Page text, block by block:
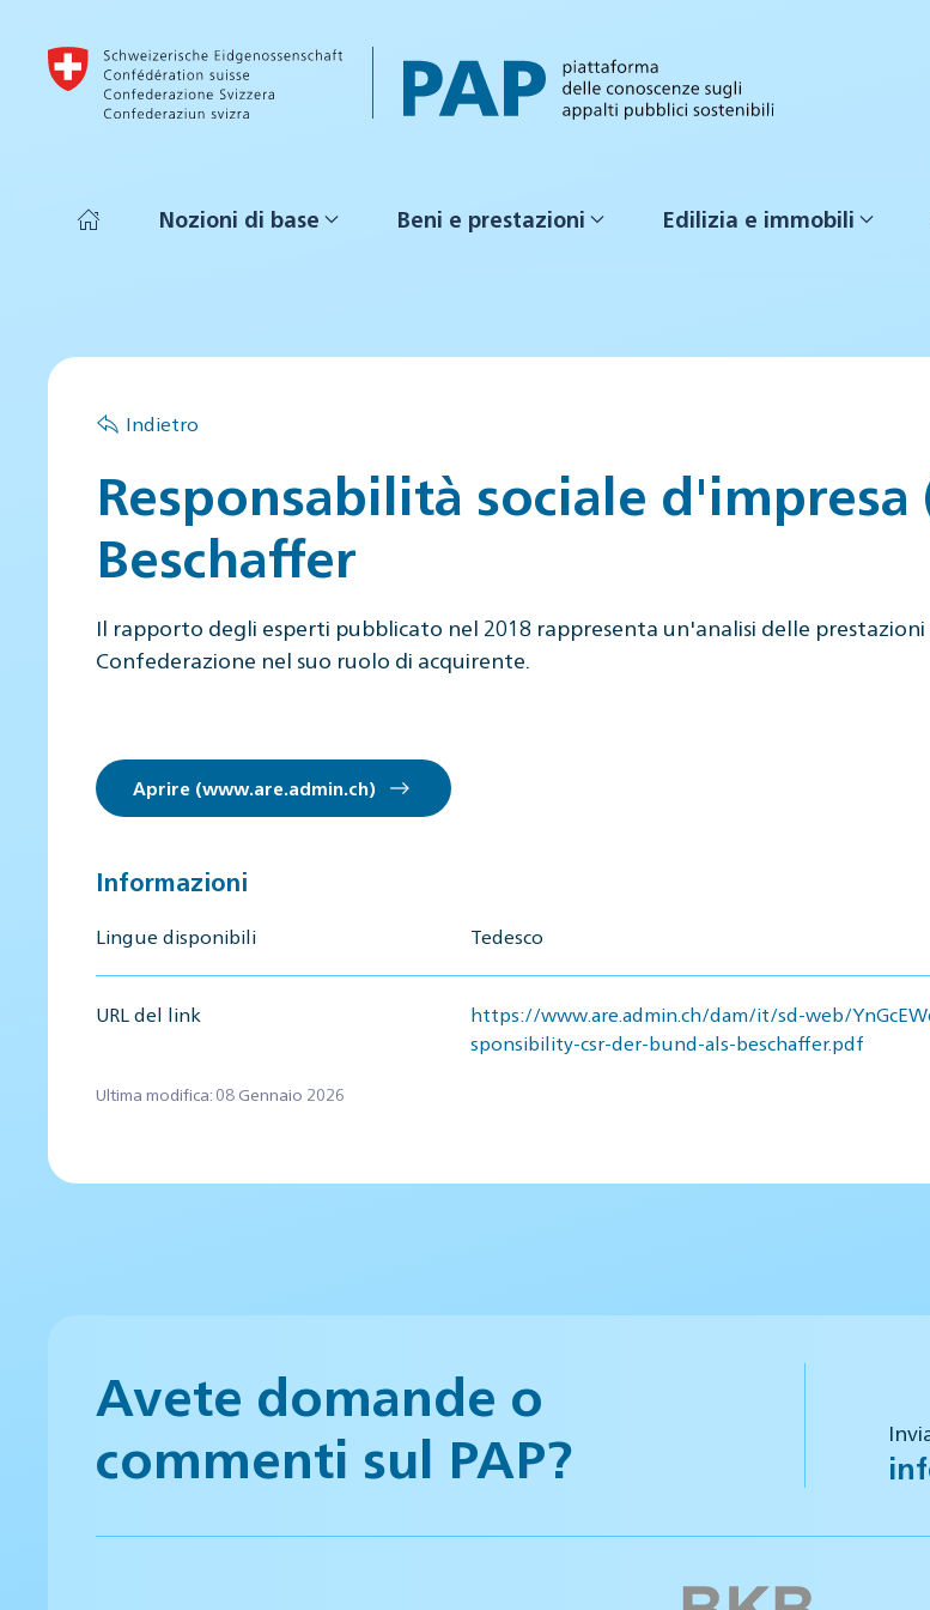
Skip to main content
Nozioni di base Beni e prestazioni Edilizia e immobili
Indietro
Responsabilità sociale d'impresa
Beschaffer
Il rapporto degli esperti pubblicato nel 2018 rappresenta un'analisi delle
Confederazione nel suo ruolo di acquirente.
Aprire (www.are.admin.ch)
Informazioni
Lingue disponibili Tedesco
URL del link
https://www.are.admin.ch/dam/it/sd-web/
sponsibility-csr-der-bund-als-beschaffer.pdf
Ultima modifica: 08 Gennaio 2026
Avete domande o
commenti sul PAP?